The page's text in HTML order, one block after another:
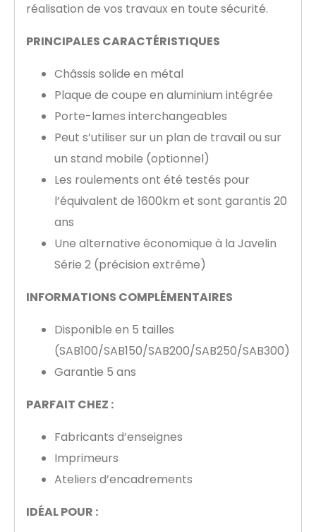
réalisation de vos travaux en toute sécurité.
PRINCIPALES CARACTÉRISTIQUES
Châssis solide en métal
Plaque de coupe en aluminium intégrée
Porte-lames interchangeables
Peut s’utiliser sur un plan de travail ou sur
un stand mobile (optionnel)
Les roulements ont été testés pour
l’équivalent de 1600km et sont garantis 20
ans
Une alternative économique à la Javelin
Série 2 (précision extrême)
INFORMATIONS COMPLÉMENTAIRES
Disponible en 5 tailles
(SAB100/SAB150/SAB200/SAB250/SAB300)
Garantie 5 ans
PARFAIT CHEZ :
Fabricants d’enseignes
Imprimeurs
Ateliers d’encadrements
IDÉAL POUR :